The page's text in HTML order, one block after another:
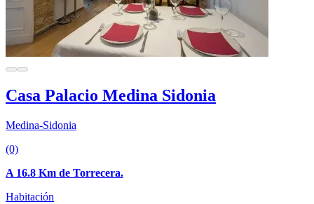
Casa Palacio Medina Sidonia
Medina-Sidonia
(0)
A 16.8 Km de Torrecera.
Habitación